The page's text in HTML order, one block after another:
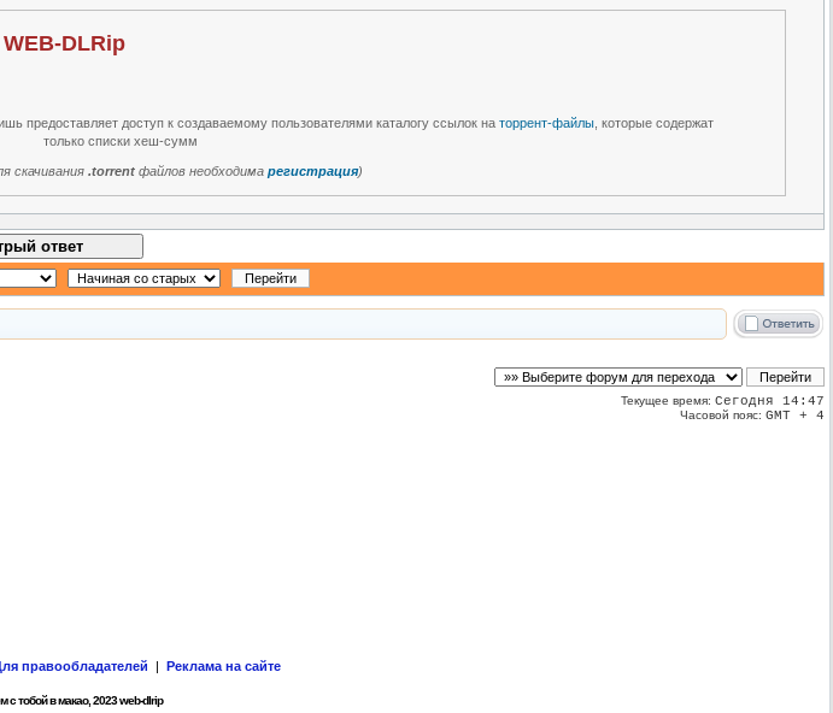
DLRip
предоставляет доступ к создаваемому пользователями каталогу ссылок наторрент-файлы , которые содержат
только списки хеш-сумм
скачивания.torrent файлов необходимарегистрация)
ответ
Текущее время: Сегодня 14:47
Часовой пояс: GMT + 4
правообладателей | Реклама на сайте
с тобой в макао, 2023 web-dlrip